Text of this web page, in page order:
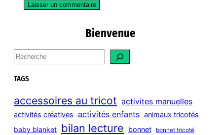
Bienvenue
S
e
a
c
h
TAGS
accessoires au tricot activites manuelles
activités créatives activités enfants animaux tricotés
baby blanket bilan lecture bonnet bonnet tricoté